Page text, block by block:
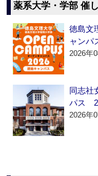
薬系大学・学部 催
徳島文
ャン
2026年
同志社
パス
2026年